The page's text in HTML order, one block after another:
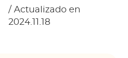
/ Actualizado en
2024.11.18